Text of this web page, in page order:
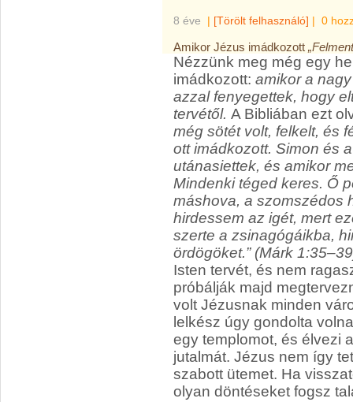
8 éve | [Törölt felhasználó] | 0
Amikor Jézus imádkozott
Nézzünk meg még egy
imádkozott: amikor a
azzal fenyegettek, hogy
tervétől. A Bibliában ezt
még sötét volt, felkelt, és
ott imádkozott. Simon és
utánasiettek, és amikor
Mindenki téged keres. Ő
máshova, a szomszédos
hirdessem az igét, mert
szerte a zsinagógáikba,
ördögöket.” (Márk
Isten tervét, és nem
próbálják majd
volt Jézusnak minden
lelkész úgy gondolta
egy templomot, és élvezi
jutalmát. Jézus nem így
szabott ütemet. Ha
olyan döntéseket fogsz